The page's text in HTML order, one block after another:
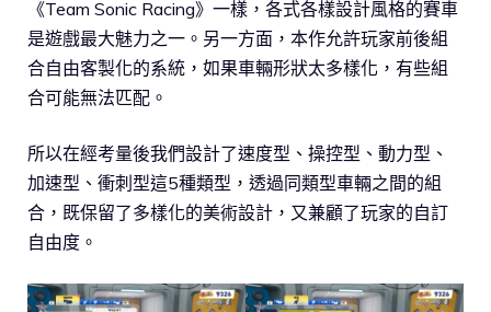
《Team Sonic Racing》一樣，各式各樣設計風格的賽車
是遊戲最大魅力之一。另一方面，本作允許玩家前後組
合自由客製化的系統，如果車輛形狀太多樣化，有些組
合可能無法匹配。
所以在經考量後我們設計了速度型、操控型、動力型、
加速型、衝刺型這5種類型，透過同類型車輛之間的組
合，既保留了多樣化的美術設計，又兼顧了玩家的自訂
自由度。